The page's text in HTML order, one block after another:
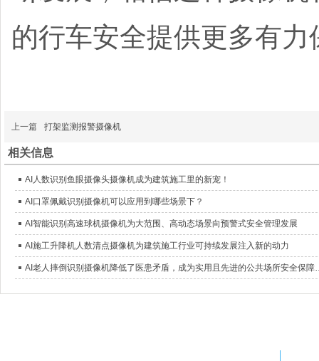
的行车安全提供更多有力
上一篇 打架监测报警摄像机
相关信息
AI人数识别鱼眼摄像头摄像机成为建筑施工里的新宠！
AI口罩佩戴识别摄像机可以应用到哪些场景下？
AI智能识别高速球机摄像机为大范围、高动态场景向预警式安全管理发展
AI施工升降机人数清点摄像机为建筑施工行业可持续发展注入新的动力
AI老人摔倒识别摄像机